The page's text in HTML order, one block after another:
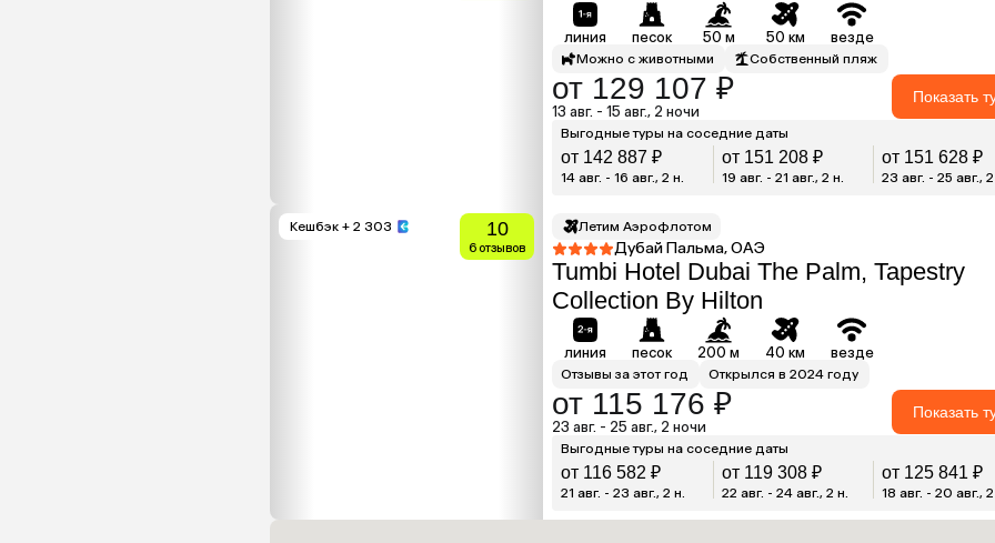
линия песок 50 м 50 км везде
Можно с животными Собственный пляж
от 129 107 ₽
13 авг. - 15 авг., 2 ночи
Показать
Выгодные туры на соседние даты
от 142 887 ₽
14 авг. - 16 авг., 2 н.
от 151 208 ₽
19 авг. - 21 авг., 2 н.
от 151 628 ₽
23 авг. - 25 авг., 2
Кешбэк + 2 303 10
6 отзывов
Летим Аэрофлотом
Дубай Пальма, ОАЭ
Tumbi Hotel Dubai The Palm, Tapestry
Collection By Hilton
линия песок 200 м 40 км везде
Отзывы за этот год Открылся в 2024 году
от 115 176 ₽
23 авг. - 25 авг., 2 ночи
Показать
Выгодные туры на соседние даты
от 116 582 ₽
21 авг. - 23 авг., 2 н.
от 119 308 ₽
22 авг. - 24 авг., 2 н.
от 125 841 ₽
18 авг. - 20 авг., 2